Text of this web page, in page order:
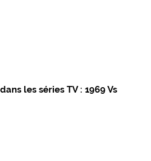
les séries TV : 1969 Vs